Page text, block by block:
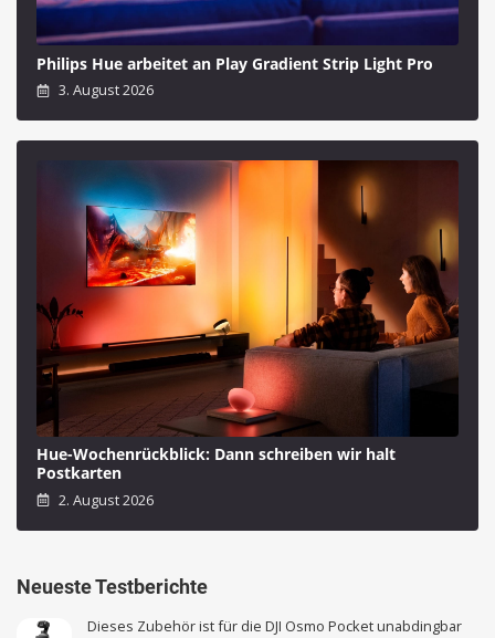
Philips Hue arbeitet an Play Gradient Strip Light Pro
3. August 2026
Hue-Wochenrückblick: Dann schreiben wir halt
Postkarten
2. August 2026
Neueste Testberichte
Dieses Zubehör ist für die DJI Osmo Pocket unabdingbar